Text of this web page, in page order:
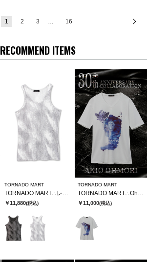
1 2 3 16
RECOMMEND ITEMS
TORNADO MART
￥11,880(税込)
TORNADO MART
￥11,000(税込)